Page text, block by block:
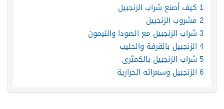
1 كيف أصنع شراب الزنجبيل
2 مشروب الزنجبيل
3 شراب الزنجبيل مع الصودا والليمون
4 الزنجبيل بالقرفة والحليب
5 شراب الزنجبيل بالكمثرى
6 الزنجبيل وسعراته الحرارية